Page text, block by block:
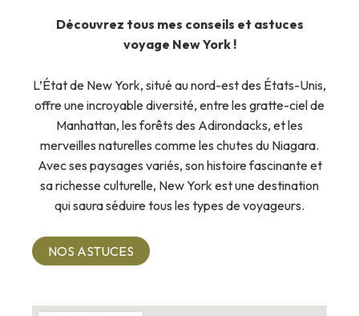
Découvrez tous mes conseils et astuces
voyage New York !
L’État de New York, situé au nord-est des États-Unis,
offre une incroyable diversité, entre les gratte-ciel de
Manhattan, les forêts des Adirondacks, et les
merveilles naturelles comme les chutes du Niagara.
Avec ses paysages variés, son histoire fascinante et
sa richesse culturelle, New York est une destination
qui saura séduire tous les types de voyageurs.
NOS ASTUCES